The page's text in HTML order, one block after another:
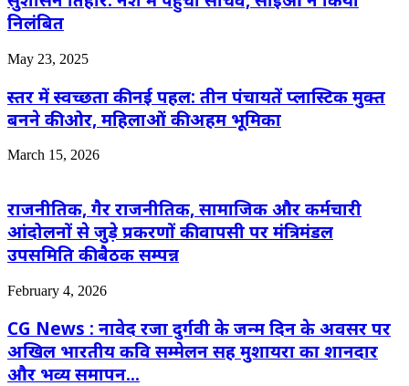
निलंबित
May 23, 2025
स्तर में स्वच्छता की नई पहल: तीन पंचायतें प्लास्टिक मुक्त
बनने की ओर, महिलाओं की अहम भूमिका
March 15, 2026
राजनीतिक, गैर राजनीतिक, सामाजिक और कर्मचारी
आंदोलनों से जुड़े प्रकरणों की वापसी पर मंत्रिमंडल
उपसमिति की बैठक सम्पन्न
February 4, 2026
CG News : नावेद रजा दुर्गवी के जन्म दिन के अवसर पर
अखिल भारतीय कवि सम्मेलन सह मुशायरा का शानदार
और भव्य समापन…